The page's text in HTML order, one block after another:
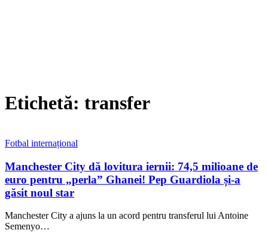
Etichetă: transfer
Fotbal internațional
Manchester City dă lovitura iernii: 74,5 milioane de
euro pentru „perla” Ghanei! Pep Guardiola și-a
găsit noul star
Manchester City a ajuns la un acord pentru transferul lui Antoine
Semenyo…